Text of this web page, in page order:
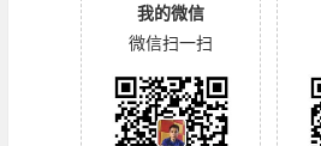
我的微信
微信扫一扫